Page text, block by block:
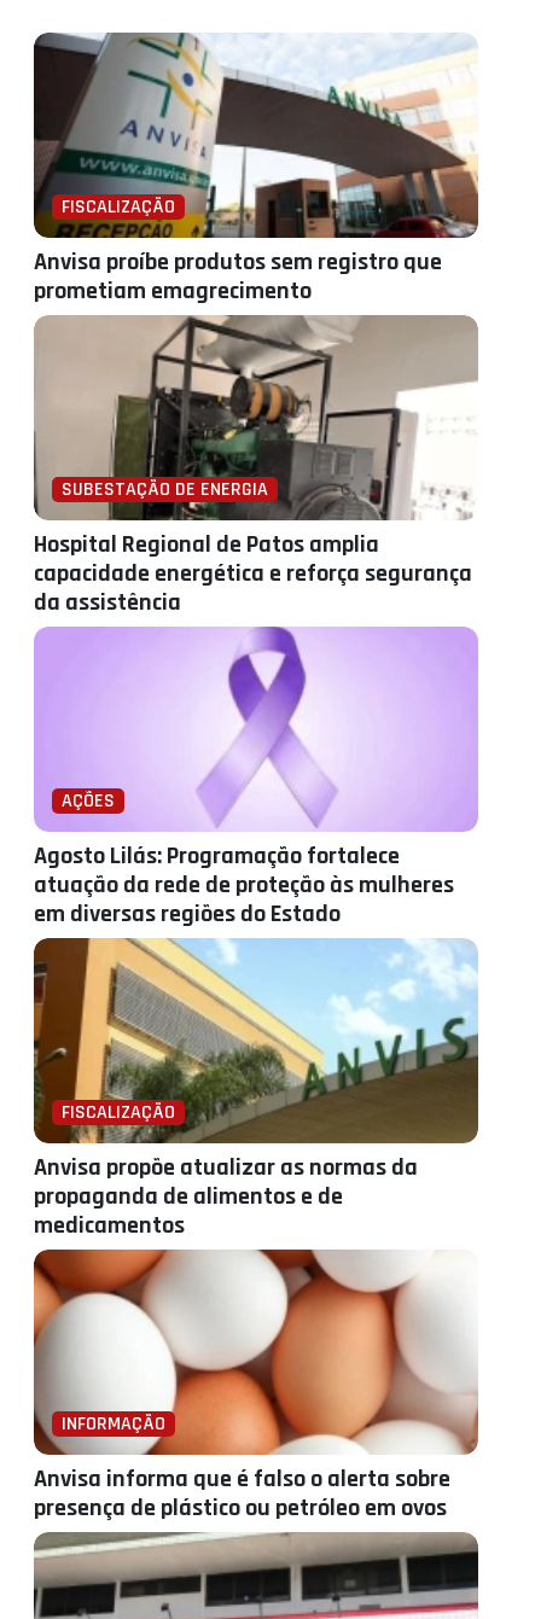
FISCALIZAÇÃO
Anvisa proíbe produtos sem registro que
prometiam emagrecimento
SUBESTAÇÃO DE ENERGIA
Hospital Regional de Patos amplia
capacidade energética e reforça segurança
da assistência
AÇÕES
Agosto Lilás: Programação fortalece
atuação da rede de proteção às mulheres
em diversas regiões do Estado
FISCALIZAÇÃO
Anvisa propõe atualizar as normas da
propaganda de alimentos e de
medicamentos
INFORMAÇÃO
Anvisa informa que é falso o alerta sobre
presença de plástico ou petróleo em ovos